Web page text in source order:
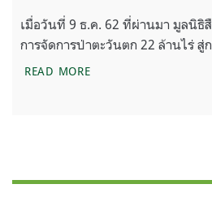
เมื่อวันที่ 9 ธ.ค. 62 ที่ผ่านมา มูลนิธิ
การจัดการป่าตะวันตก 22 ล้านไร่ สู่
READ MOREมูลนิธิสืบฯ จัดประชุมกา